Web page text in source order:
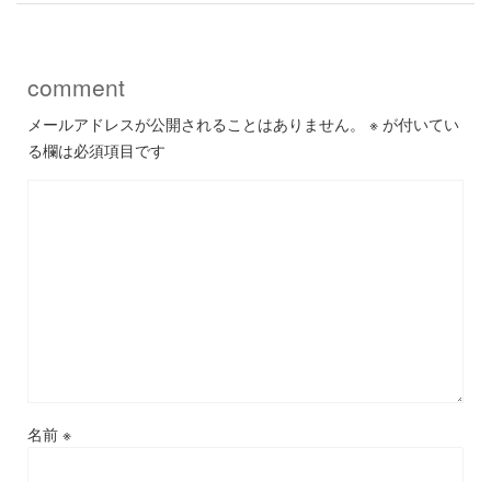
comment
メールアドレスが公開されることはありません。 ※ が付いてい
る欄は必須項目です
名前 ※